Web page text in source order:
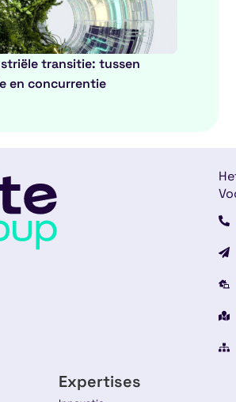
transitie: tussen
en concurrentie
Expertises